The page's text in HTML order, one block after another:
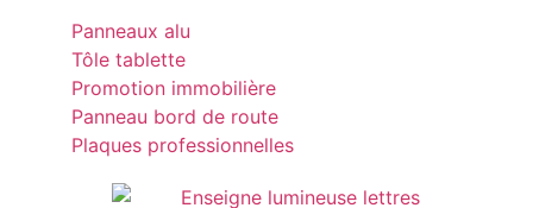
Panneaux alu
Tôle tablette
Promotion immobilière
Panneau bord de route
Plaques professionnelles